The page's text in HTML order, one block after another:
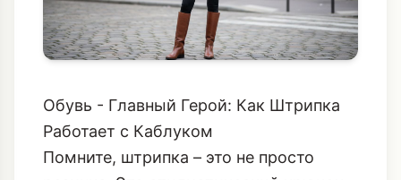
Обувь - Главный Герой: Как Штрипка